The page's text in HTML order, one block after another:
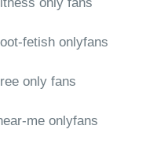
fetish onlyfans
only fans
me onlyfans